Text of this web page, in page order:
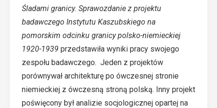
Śladami granicy. Sprawozdanie z projektu
badawczego Instytutu Kaszubskiego na
pomorskim odcinku granicy polsko-niemieckiej
1920-1939 przedstawiła wyniki pracy swojego
zespołu badawczego. Jeden z projektów
porównywał architekturę po ówczesnej stronie
niemieckiej z ówczesną stroną polską. Inny projekt
poświęcony był analizie socjologicznej opartej na